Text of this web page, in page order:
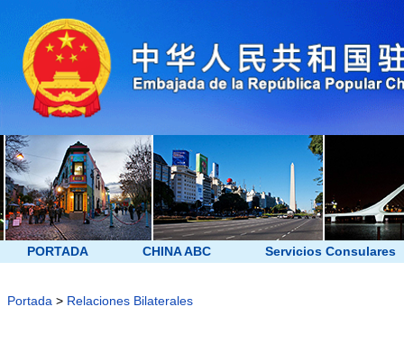
PORTADA CHINA ABC Servicios Consulares
Portada > Relaciones Bilaterales